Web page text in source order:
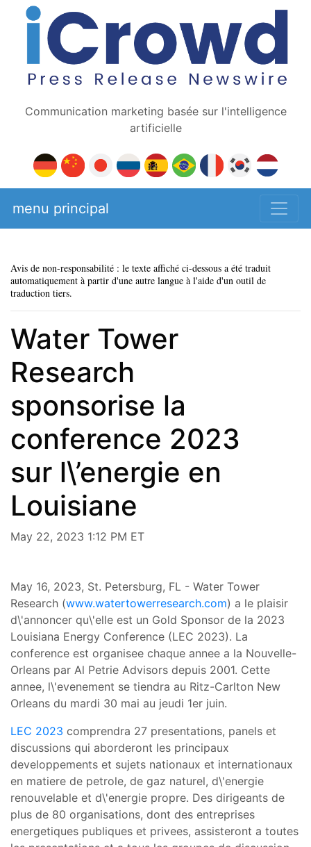
Communication marketing basée sur l'intelligence
artificielle
menu principal
Avis de non-responsabilité : le texte affiché ci-dessous a été traduit
automatiquement à partir d'une autre langue à l'aide d'un outil de
traduction tiers.
Water Tower
Research
sponsorise la
conference 2023
sur l\’energie en
Louisiane
May 22, 2023 1:12 PM ET
May 16, 2023, St. Petersburg, FL - Water Tower
Research (www.watertowerresearch.com) a le plaisir
d\'annoncer qu\'elle est un Gold Sponsor de la 2023
Louisiana Energy Conference (LEC 2023). La
conference est organisee chaque annee a la Nouvelle-
Orleans par Al Petrie Advisors depuis 2001. Cette
annee, l\'evenement se tiendra au Ritz-Carlton New
Orleans du mardi 30 mai au jeudi 1er juin.
LEC 2023 comprendra 27 presentations, panels et
discussions qui aborderont les principaux
developpements et sujets nationaux et internationaux
en matiere de petrole, de gaz naturel, d\'energie
renouvelable et d\'energie propre. Des dirigeants de
plus de 80 organisations, dont des entreprises
energetiques publiques et privees, assisteront a toutes